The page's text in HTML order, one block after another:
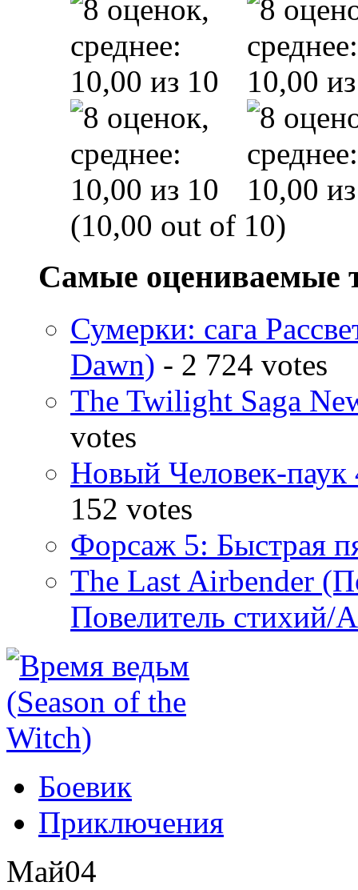
(10,00 out of 10)
Самые оцениваемые
Сумерки: cага
Dawn) - 2 724 votes
The Twilight Saga
votes
Новый Человек-
152 votes
Форсаж 5: Быстрая
The Last Airbender
Повелитель стихий/
Боевик
Приключения
Май04